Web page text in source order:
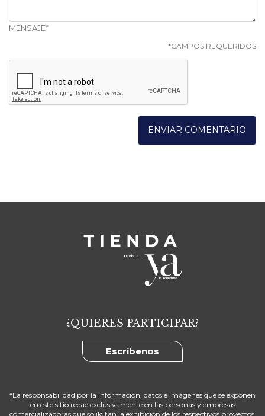
MENSAJE*
*CAMPOS REQUERIDOS
¿QUIERES PARTICIPAR?
Escríbenos
“La responsabilidad por la información, datos e imágenes que se exponen
en este sitio recae exclusivamente en las personas y empresas
comercializadoras que solilcitan la exhibición de los respectivos proyectos,